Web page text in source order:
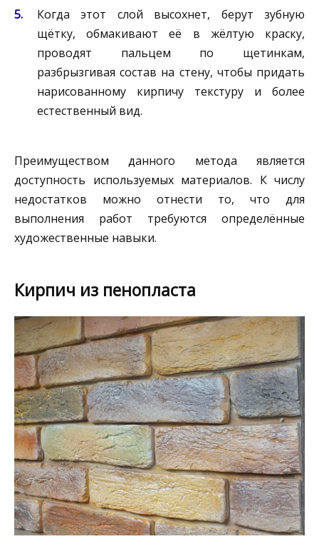
Когда этот слой высохнет, берут зубную
щётку, обмакивают её в жёлтую краску,
проводят пальцем по щетинкам,
разбрызгивая состав на стену, чтобы придать
нарисованному кирпичу текстуру и более
естественный вид.
Преимуществом данного метода является
доступность используемых материалов. К числу
недостатков можно отнести то, что для
выполнения работ требуются определённые
художественные навыки.
Кирпич из пенопласта